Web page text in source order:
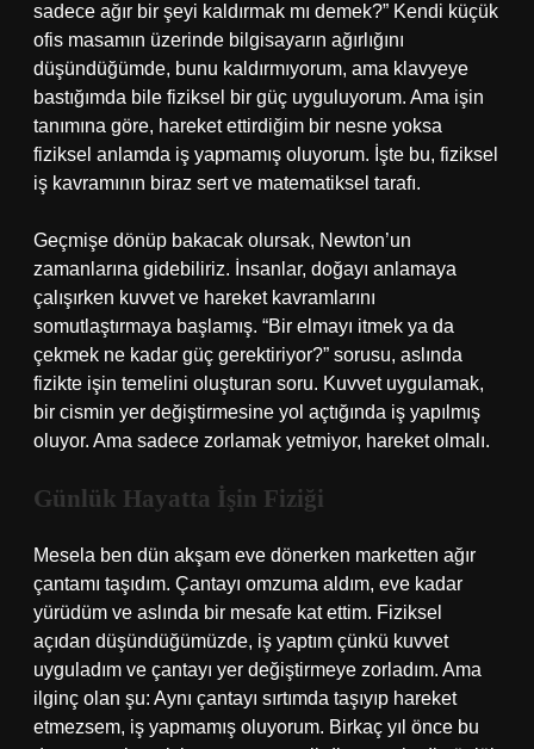
sadece ağır bir şeyi kaldırmak mı demek?” Kendi küçük
ofis masamın üzerinde bilgisayarın ağırlığını
düşündüğümde, bunu kaldırmıyorum, ama klavyeye
bastığımda bile fiziksel bir güç uyguluyorum. Ama işin
tanımına göre, hareket ettirdiğim bir nesne yoksa
fiziksel anlamda iş yapmamış oluyorum. İşte bu, fiziksel
iş kavramının biraz sert ve matematiksel tarafı.
Geçmişe dönüp bakacak olursak, Newton’un
zamanlarına gidebiliriz. İnsanlar, doğayı anlamaya
çalışırken kuvvet ve hareket kavramlarını
somutlaştırmaya başlamış. “Bir elmayı itmek ya da
çekmek ne kadar güç gerektiriyor?” sorusu, aslında
fizikte işin temelini oluşturan soru. Kuvvet uygulamak,
bir cismin yer değiştirmesine yol açtığında iş yapılmış
oluyor. Ama sadece zorlamak yetmiyor, hareket olmalı.
Günlük Hayatta İşin Fiziği
Mesela ben dün akşam eve dönerken marketten ağır
çantamı taşıdım. Çantayı omzuma aldım, eve kadar
yürüdüm ve aslında bir mesafe kat ettim. Fiziksel
açıdan düşündüğümüzde, iş yaptım çünkü kuvvet
uyguladım ve çantayı yer değiştirmeye zorladım. Ama
ilginç olan şu: Aynı çantayı sırtımda taşıyıp hareket
etmezsem, iş yapmamış oluyorum. Birkaç yıl önce bu